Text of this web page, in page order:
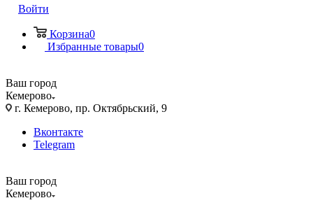
Войти
Корзина0
Избранные товары0
Ваш город
Кемерово
г. Кемерово, пр. Октябрьский, 9
Вконтакте
Telegram
Ваш город
Кемерово